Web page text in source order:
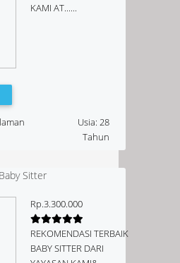
KAMI AT......
Usia: 28
Tahun
Baby Sitter
Rp.3.300.000
REKOMENDASI TERBAIK
BABY SITTER DARI